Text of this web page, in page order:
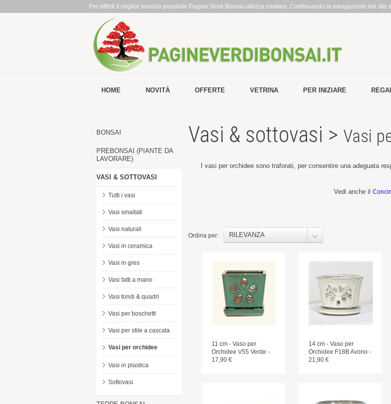
Per offrirti il miglior servizio possibile Pagine Verdi Bonsai utilizza cookies. Continuando la navigazione nel sito
HOME NOVITÀ OFFERTE VETRINA PER INIZIARE
BONSAI
PREBONSAI (PIANTE DA
LAVORARE)
VASI & SOTTOVASI
Tutti i vasi
Vasi smaltati
Vasi naturali
Vasi in ceramica
Vasi in gres
Vasi fatti a mano
Vasi tondi & quadri
Vasi per boschetti
Vasi per stile a cascata
Vasi per orchidee
Vasi in plastica
Sottovasi
Vasi & sottovasi > Vasi
I vasi per orchidee sono traforati, per consentire una adeguata
Vedi anche il
Ordina per: RILEVANZA
11 cm - Vaso per
Orchidee V55 Verde -
17,90 €
14 cm - Vaso per
Orchidee F18B Avorio -
21,90 €